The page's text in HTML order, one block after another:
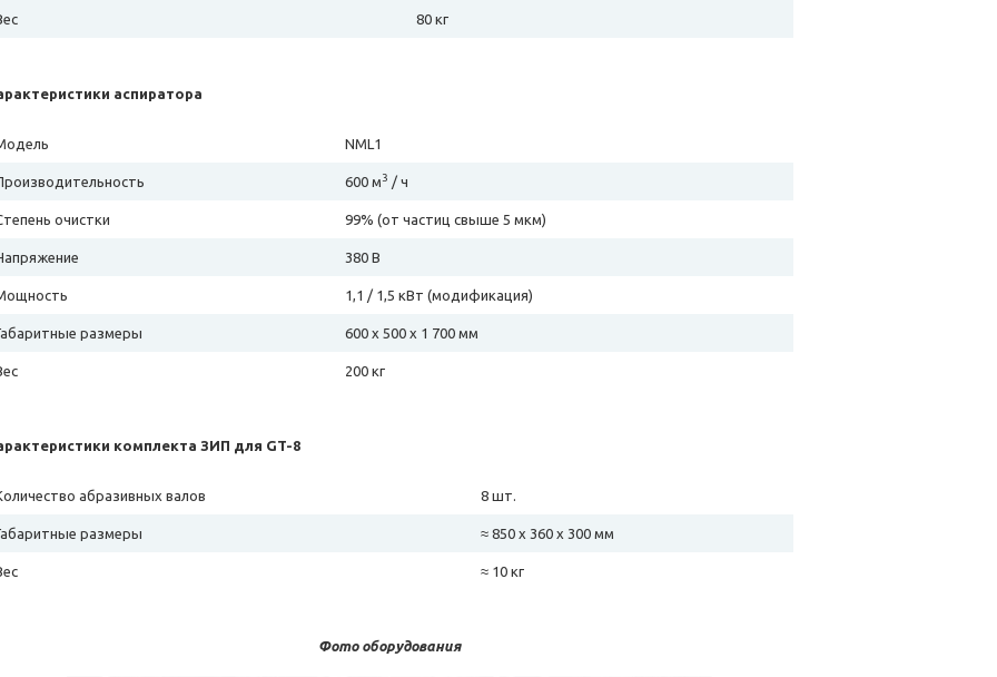
80 кг
аспиратора
NML1
600 м3 / ч
очистки 99% (от частиц свыше 5 мкм)
380 В
1,1 / 1,5 кВт (модификация)
размеры 600 х 500 х 1 700 мм
200 кг
комплекта ЗИП для GT-8
абразивных валов 8 шт.
размеры ≈ 850 х 360 х 300 мм
≈ 10 кг
Фото оборудования